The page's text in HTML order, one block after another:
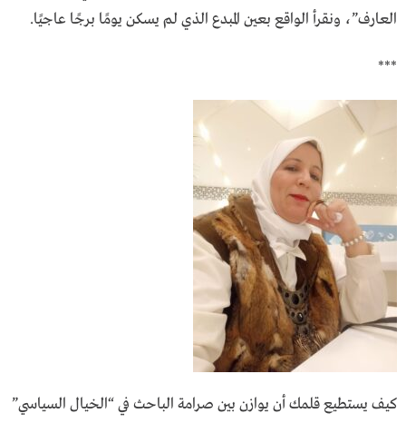
العارف”، ونقرأ الواقع بعين المبدع الذي لم يسكن يومًا برجًا عاجيًا.
***
كيف يستطيع قلمك أن يوازن بين صرامة الباحث في “الخيال السياسي”